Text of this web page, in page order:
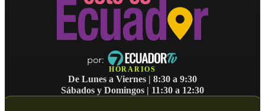
el día 31 de mayo de 2026.
3. Selección de participantes
De entre las personas inscritas, se seleccionaran cuarenta y
ocho (48) concursantes, mediante un sorteo televisado que se
realizará el día martes 2 de junio de 2026, durante la emisión
del programa Esto es Ecuador, de Ecuador TV (canal 7).
4. Condiciones de participación
HORARIOS
De Lunes a Viernes | 8:30 a 9:30
Sábados y Domingos | 11:30 a 12:30